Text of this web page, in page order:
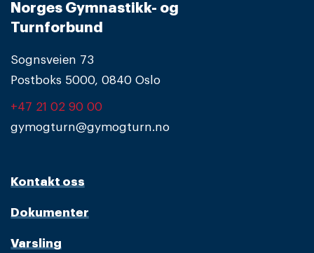
Norges Gymnastikk- og
Turnforbund
Sognsveien 73
Postboks 5000, 0840 Oslo
+47 21 02 90 00
gymogturn@gymogturn.no
Kontakt oss
Dokumenter
Varsling